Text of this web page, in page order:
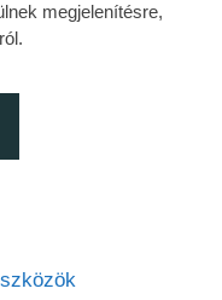
megjelenítésre,